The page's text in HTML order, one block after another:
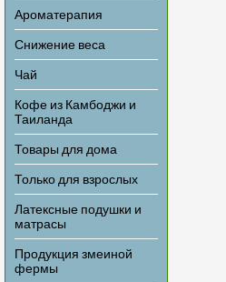
Ароматерапия
Снижение веса
Чай
Кофе из Камбоджи и
Таиланда
Товары для дома
Только для взрослых
Латексные подушки и
матрасы
Продукция змеиной
фермы